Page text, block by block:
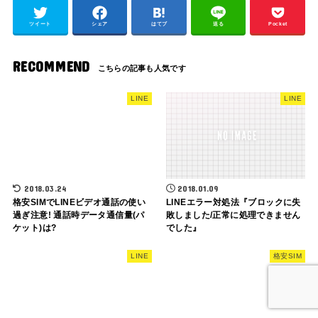
ツイート シェア はてブ 送る Pocket
RECOMMEND
LINE
2018.03.24
格安SIMでLINEビデオ通話の使い
過ぎ注意! 通話時データ通信量(パ
ケット)は?
LINE
2018.01.09
LINEエラー対処法『ブロックに失
敗しました/正常に処理できません
でした』
LINE 格安SIM